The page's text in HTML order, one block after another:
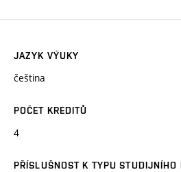
JAZYK VÝUKY
čeština
POČET KREDITŮ
4
PŘÍSLUŠNOST K TYPU STUDIJNÍHO